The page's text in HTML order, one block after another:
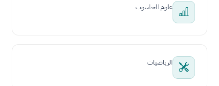
علوم الحاسوب
الرياضيات